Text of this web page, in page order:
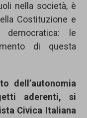
nella società, è
Costituzione e
democratica: le
di questa
dell’autonomia
aderenti, si
Civica Italiana